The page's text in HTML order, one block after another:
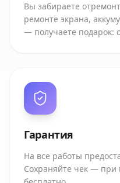
Вы забираете
ремонте экрана,
— получаете подарок:
Гарантия
На все работы
Сохраняйте чек —